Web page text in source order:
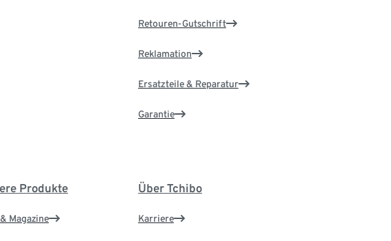
Retouren-Gutschrift
Reklamation
Ersatzteile & Reparatur
Garantie
Produkte
Magazine
Über Tchibo
Karriere